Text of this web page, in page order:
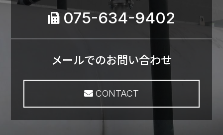
求人採用における面接の日時および、
析し、ユーザーに適した新商品・サー
利用しているサービスの新機能や更新
情報、キャンペーン情報などをメール
送付によるご案内。
ユーザーが利用しているサービスのメ
075-634-9402
メールでのお問い合わせ
CONTACT